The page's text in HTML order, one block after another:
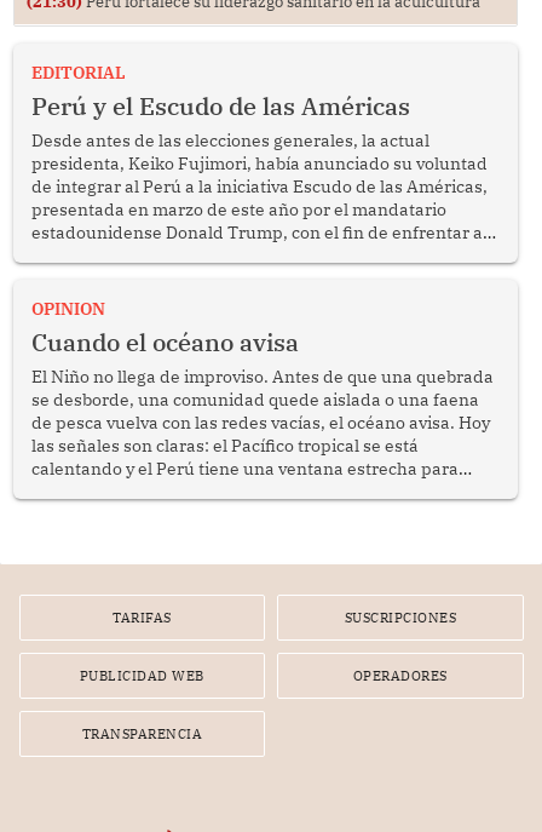
EDITORIAL
Perú y el Escudo de las Américas
Desde antes de las elecciones generales, la actual
presidenta, Keiko Fujimori, había anunciado su voluntad
de integrar al Perú a la iniciativa Escudo de las Américas,
presentada en marzo de este año por el mandatario
estadounidense Donald Trump, con el fin de enfrentar al
OPINION
Cuando el océano avisa
El Niño no llega de improviso. Antes de que una quebrada
se desborde, una comunidad quede aislada o una faena
de pesca vuelva con las redes vacías, el océano avisa. Hoy
las señales son claras: el Pacífico tropical se está
calentando y el Perú tiene una ventana estrecha para
TARIFAS SUSCRIPCIONES
PUBLICIDAD WEB OPERADORES
TRANSPARENCIA